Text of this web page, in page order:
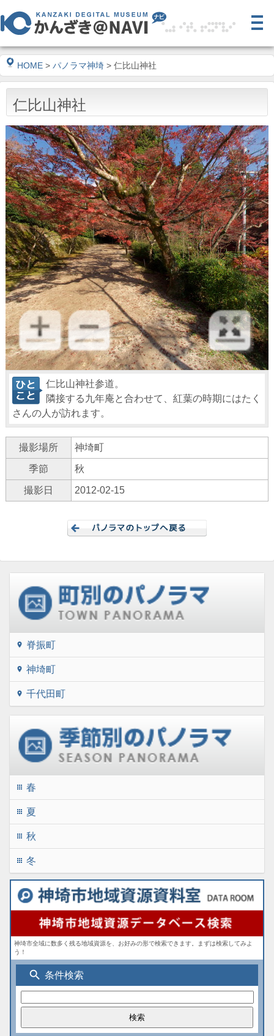
HOME > パノラマ神埼 > 仁比山神社
仁比山神社
仁比山神社参道。
隣接する九年庵と合わせて、紅葉の時期にはたく
さんの人が訪れます。
撮影場所 神埼町
季節 秋
撮影日 2012-02-15
location_on 脊振町
location_on 神埼町
location_on 千代田町
apps 春
apps 夏
apps 秋
apps 冬
神埼市全域に数多く残る地域資源を、お好みの形で検索できます。まずは検索してみよ
う！
search 条件検索